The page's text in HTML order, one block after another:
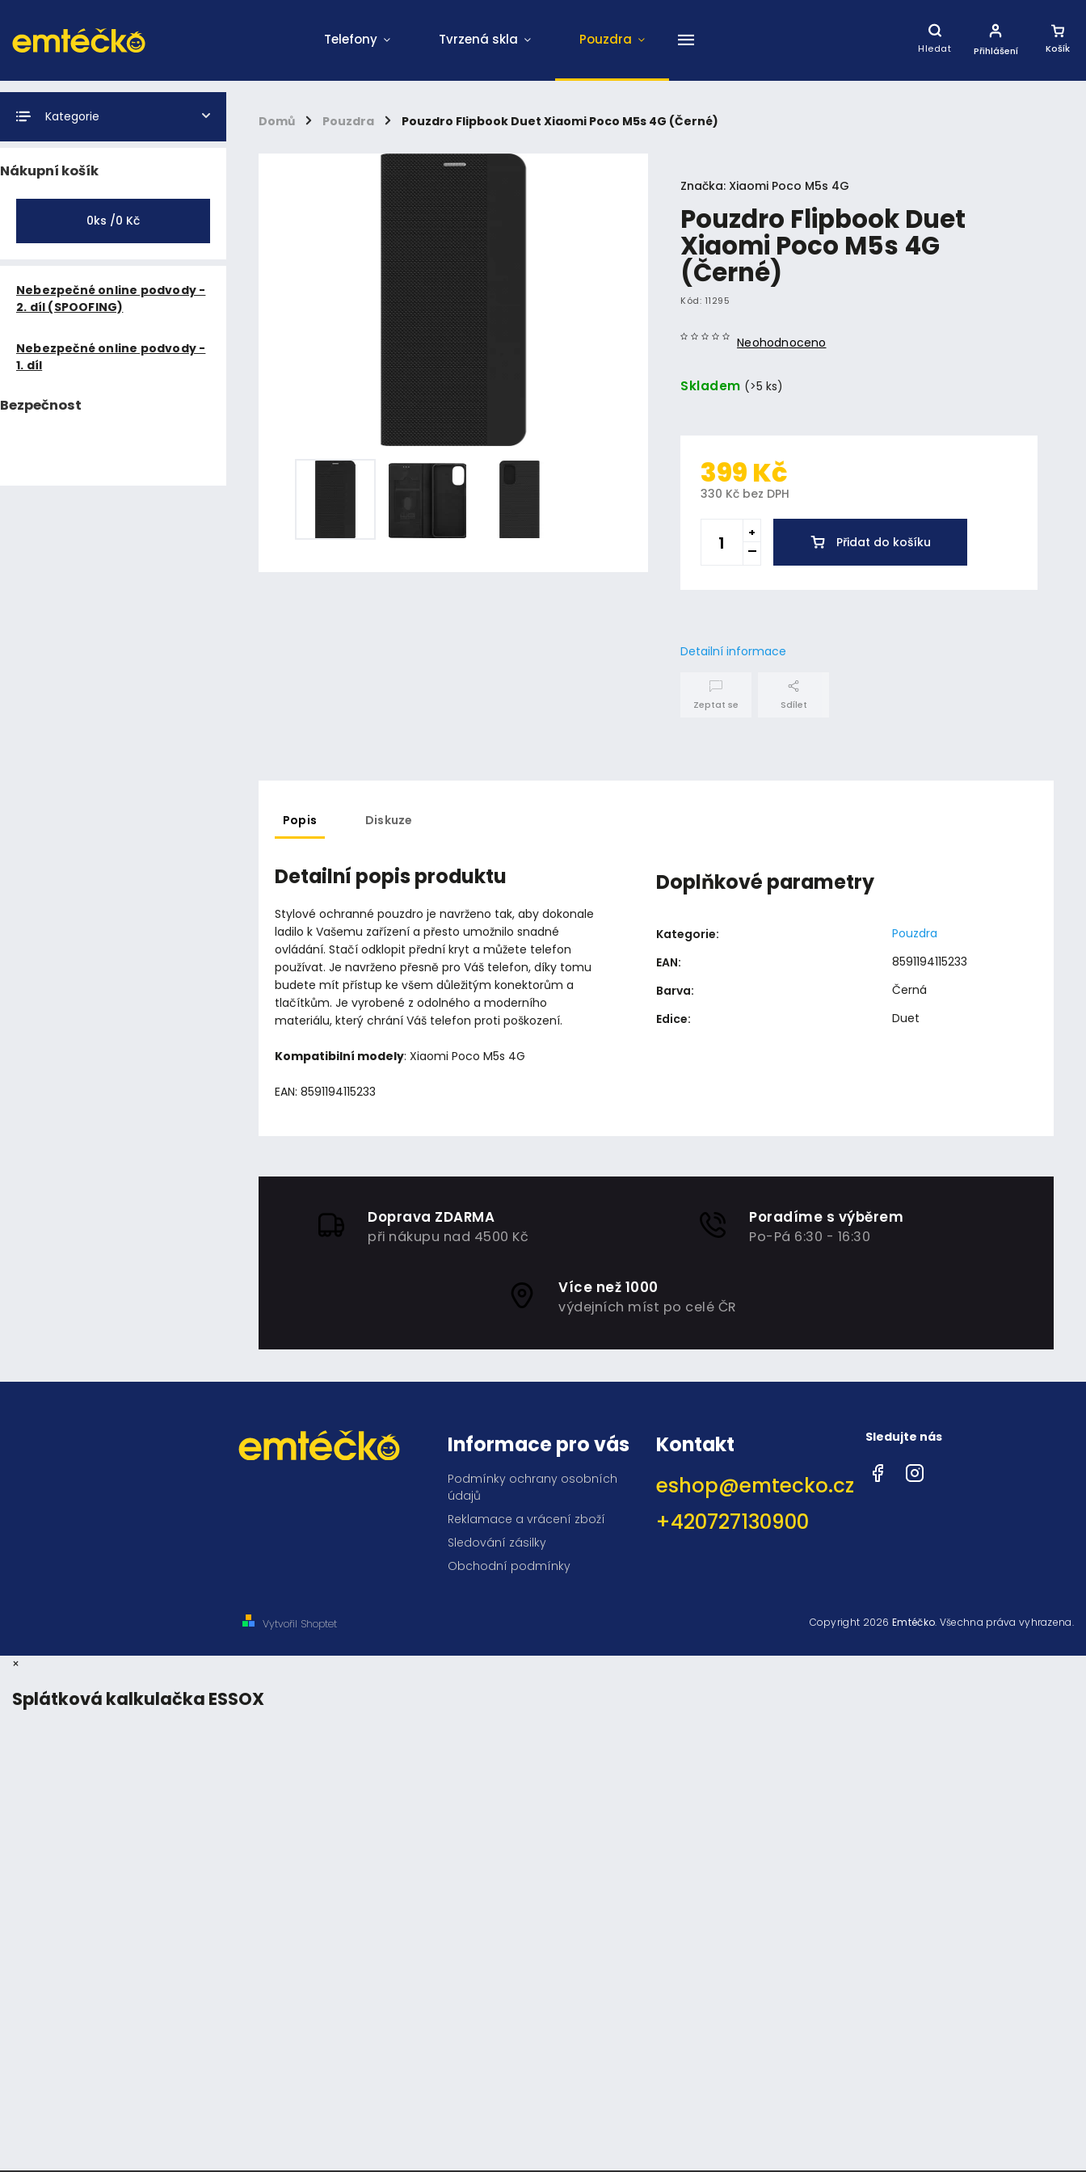
Hledat
Nákupní
Košík
Přihlášení
Telefony Tvrzená skla Pouzdra
Domů / Pouzdra / Pouzdro Flipbook Duet Xiaomi Poco M5s 4G (Černé)
Kategorie
Nákupní košík
0ks /0 Kč
Nebezpečné online podvody -
2. díl (SPOOFING)
Nebezpečné online podvody -
1. díl
Bezpečnost
Pouzdro Flipbook Duet
Xiaomi Poco M5s 4G
(Černé)
Kód: 11295
Neohodnoceno
Značka: Xiaomi Poco M5s 4G
Skladem (>5 ks)
399 Kč
330 Kč bez DPH
Přidat do košíku
Detailní informace
Zeptat se Sdílet
Popis Diskuze
Detailní popis produktu
Stylové ochranné pouzdro je navrženo tak, aby dokonale
ladilo k Vašemu zařízení a přesto umožnilo snadné
ovládání. Stačí odklopit přední kryt a můžete telefon
používat. Je navrženo přesně pro Váš telefon, díky tomu
budete mít přístup ke všem důležitým konektorům a
tlačítkům. Je vyrobené z odolného a moderního
materiálu, který chrání Váš telefon proti poškození.
Kompatibilní modely: Xiaomi Poco M5s 4G
EAN: 8591194115233
Doplňkové parametry
Kategorie:
Pouzdra
EAN:
8591194115233
Barva:
Černá
Edice: Duet
Doprava ZDARMA
při nákupu nad 4500 Kč
Poradíme s výběrem
Po-Pá 6:30 - 16:30
Více než 1000
výdejních míst po celé ČR
Informace pro vás
Podmínky ochrany osobních
údajů
Reklamace a vrácení zboží
Sledování zásilky
Obchodní podmínky
Kontakt
eshop@emtecko.cz
+420727130900
Sledujte nás
FacebookInstagram
Vytvořil Shoptet Copyright 2026Emtéčko. Všechna práva vyhrazena.
×
Splátková kalkulačka ESSOX